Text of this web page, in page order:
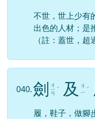
不世，世上少有
出色的人材；是
（註：蓋世，超
040.劍 ㄐ
ㄧ
ㄢ
ˋ 及
ㄐ
ㄧ ˊ
履，鞋子，做腳